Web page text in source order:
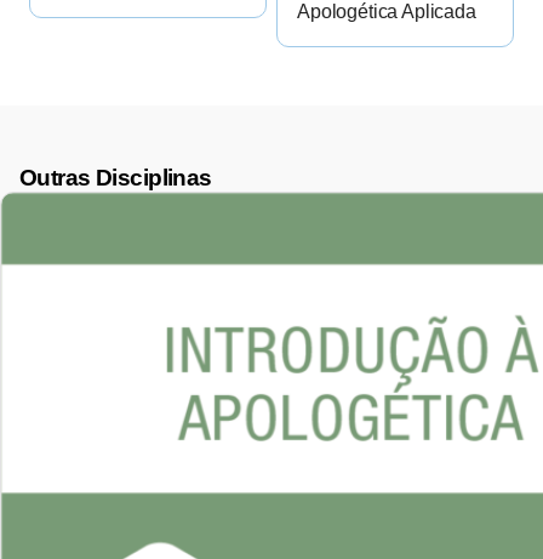
Apologética Aplicada
Outras Disciplinas